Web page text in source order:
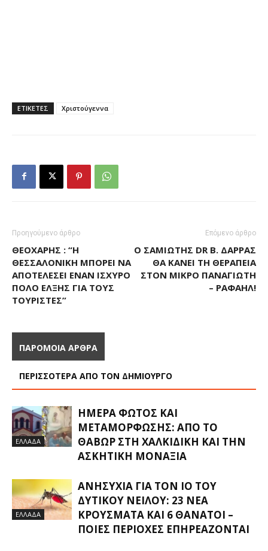
ΕΤΙΚΕΤΕΣ Χριστούγεννα
Προηγούμενο άρθρο
ΘΕΟΧΆΡΗΣ : “Η
ΘΕΣΣΑΛΟΝΊΚΗ ΜΠΟΡΕΊ ΝΑ
ΑΠΟΤΕΛΈΣΕΙ ΈΝΑΝ ΙΣΧΥΡΌ
ΠΌΛΟ ΈΛΞΗΣ ΓΙΑ ΤΟΥΣ
ΤΟΥΡΊΣΤΕΣ”
Επόμενο άρθρο
Ο ΣΑΜΙΏΤΗΣ DR Β. ΔΆΡΡΑΣ
ΘΑ ΚΆΝΕΙ ΤΗ ΘΕΡΑΠΕΊΑ
ΣΤΟΝ ΜΙΚΡΌ ΠΑΝΑΓΙΏΤΗ
– ΡΑΦΑΉΛ!
ΠΑΡΟΜΟΙΑ ΑΡΘΡΑ
ΠΕΡΙΣΣΟΤΕΡΑ ΑΠΟ ΤΟΝ ΔΗΜΙΟΥΡΓΟ
ΕΛΛΑΔΑ
ΗΜΈΡΑ ΦΩΤΌΣ ΚΑΙ
ΜΕΤΑΜΌΡΦΩΣΗΣ: ΑΠΌ ΤΟ
ΘΑΒΏΡ ΣΤΗ ΧΑΛΚΙΔΙΚΉ ΚΑΙ ΤΗΝ
ΑΣΚΗΤΙΚΉ ΜΟΝΑΞΙΆ
ΕΛΛΑΔΑ
ΑΝΗΣΥΧΊΑ ΓΙΑ ΤΟΝ ΙΌ ΤΟΥ
ΔΥΤΙΚΟΎ ΝΕΊΛΟΥ: 23 ΝΈΑ
ΚΡΟΎΣΜΑΤΑ ΚΑΙ 6 ΘΆΝΑΤΟΙ –
ΠΟΙΕΣ ΠΕΡΙΟΧΈΣ ΕΠΗΡΕΆΖΟΝΤΑΙ